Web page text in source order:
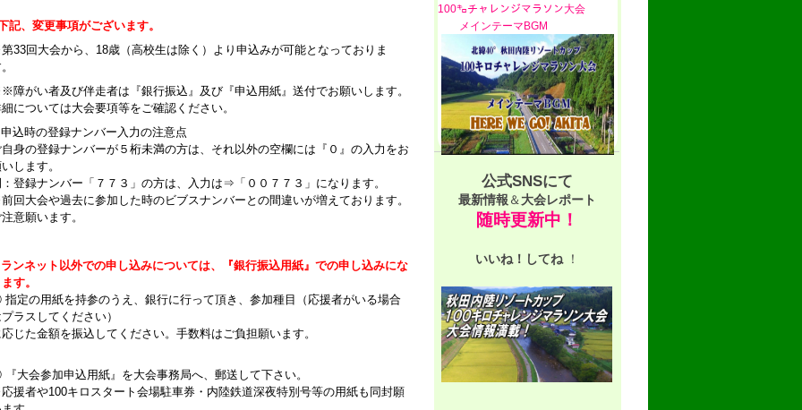
記、変更事項がございます。
33回大会から、18歳（高校生は除く）より申込みが可能となっておりま
障がい者及び伴走者は『銀行振込』及び『申込用紙』送付でお願いします。
については大会要項等をご確認ください。
込時の登録ナンバー入力の注意点
自身の登録ナンバーが５桁未満の方は、それ以外の空欄には『０』の入力をお
します。
登録ナンバー「７７３」の方は、入力は⇒「００７７３」になります。
回大会や過去に参加した時のビブスナンバーとの間違いが増えております。
意願います。
ンネット以外での申し込みについては、『銀行振込用紙』での申し込みにな
す。
定の用紙を持参のうえ、銀行に行って頂き、参加種目（応援者がいる場合
ラスしてください）
応じた金額を振込してください。手数料はご負担願います。
大会参加申込用紙』を大会事務局へ、郵送して下さい。
援者や100キロスタート会場駐車券・内陸鉄道深夜特別号等の用紙も同封願
100㌔チャレンジマラソン大会
メインテーマBGM
公式SNSにて
最新情報 ＆ 大会レポート
随時更新中！
いいね！ してね！